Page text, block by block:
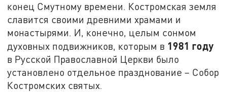
конец Смутному времени. Костромская земля
славится своими древними храмами и
монастырями. И, конечно, целым сонмом
духовных подвижников, которым в 1981 году
в Русской Православной Церкви было
установлено отдельное празднование – Собор
Костромских святых.